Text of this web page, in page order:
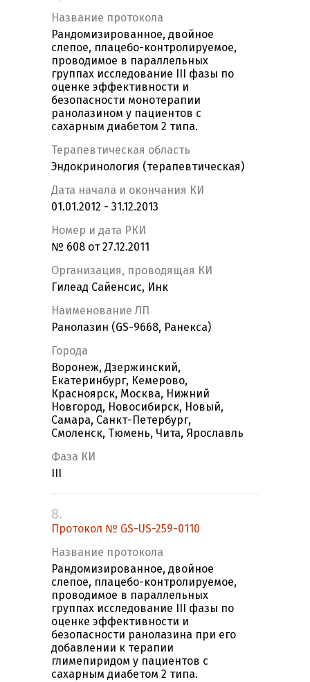
Название протокола
Рандомизированное, двойное
слепое, плацебо-контролируемое,
проводимое в параллельных
группах исследование III фазы по
оценке эффективности и
безопасности монотерапии
ранолазином у пациентов с
сахарным диабетом 2 типа.
Терапевтическая область
Эндокринология (терапевтическая)
Дата начала и окончания КИ
01.01.2012 - 31.12.2013
Номер и дата РКИ
№ 608 от 27.12.2011
Организация, проводящая КИ
Гилеад Сайенсис, Инк
Наименование ЛП
Ранолазин (GS-9668, Ранекса)
Города
Воронеж, Дзержинский,
Екатеринбург, Кемерово,
Красноярск, Москва, Нижний
Новгород, Новосибирск, Новый,
Самара, Санкт-Петербург,
Смоленск, Тюмень, Чита, Ярославль
Фаза КИ
8.
Протокол № GS-US-259-0110
Название протокола
Рандомизированное, двойное
слепое, плацебо-контролируемое,
проводимое в параллельных
группах исследование III фазы по
оценке эффективности и
безопасности ранолазина при его
добавлении к терапии
глимепиридом у пациентов с
сахарным диабетом 2 типа.